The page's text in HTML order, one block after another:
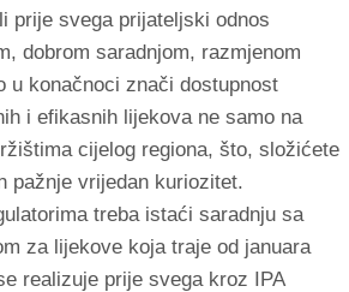
prije svega prijateljski odnos
dobrom saradnjom, razmjenom
u konačnoci znači dostupnost
i efikasnih lijekova ne samo na
cijelog regiona, što, složićete
pažnje vrijedan kuriozitet.
treba istaći saradnju sa
za lijekove koja traje od januara
realizuje prije svega kroz IPA